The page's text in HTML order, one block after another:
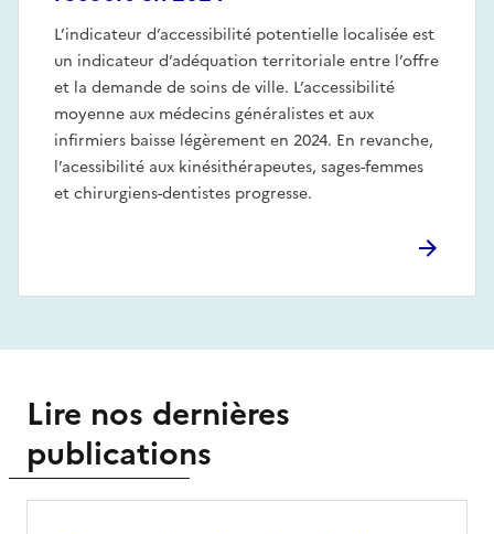
L’indicateur d’accessibilité potentielle localisée est
un indicateur d’adéquation territoriale entre l’offre
et la demande de soins de ville. L’accessibilité
moyenne aux médecins généralistes et aux
infirmiers baisse légèrement en 2024. En revanche,
l’acessibilité aux kinésithérapeutes, sages-femmes
et chirurgiens-dentistes progresse.
Lire nos dernières
publications